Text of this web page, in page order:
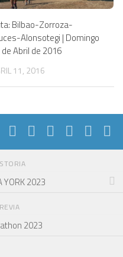
Bilbao-Zorroza-
Alonsotegi | Domingo
de Abril de 2016
11, 2016
YORK 2023
2023